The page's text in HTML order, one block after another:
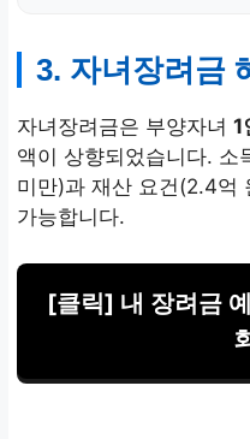
3. 자녀장려금
자녀장려금은 부양자녀 1
액이 상향되었습니다. 소
미만)과 재산 요건(2.4억
가능합니다.
[클릭] 내 장려금